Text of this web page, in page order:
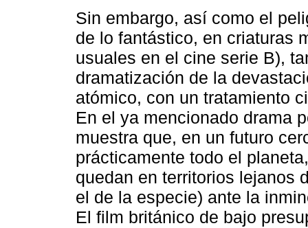
Sin embargo, así como el
de lo fantástico, en criaturas
usuales en el cine serie B),
dramatización de la
atómico, con un tratamiento
En el ya mencionado drama
muestra que, en un futuro
prácticamente todo el
quedan en territorios lejanos
el de la especie) ante la
El film británico de bajo